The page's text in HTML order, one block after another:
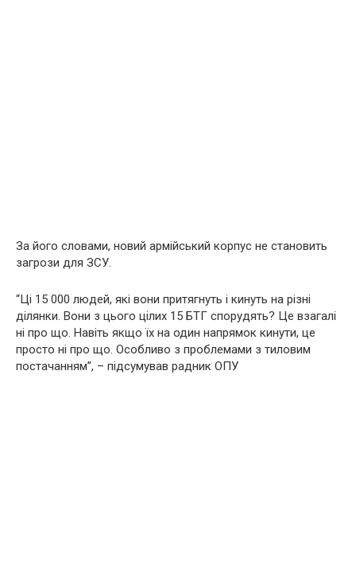
За його словами, новий армійський корпус не становить
загрози для ЗСУ.
“Ці 15 000 людей, які вони притягнуть і кинуть на різні
ділянки. Вони з цього цілих 15 БТГ спорудять? Це взагалі
ні про що. Навіть якщо їх на один напрямок кинути, це
просто ні про що. Особливо з проблемами з тиловим
постачанням”, – підсумував радник ОПУ